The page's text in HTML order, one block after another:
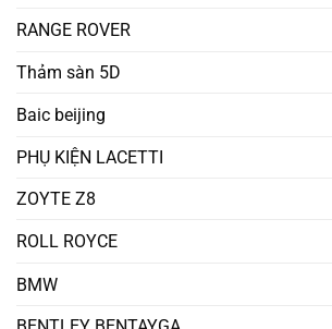
RANGE ROVER
Thảm sàn 5D
Baic beijing
PHỤ KIỆN LACETTI
ZOYTE Z8
ROLL ROYCE
BMW